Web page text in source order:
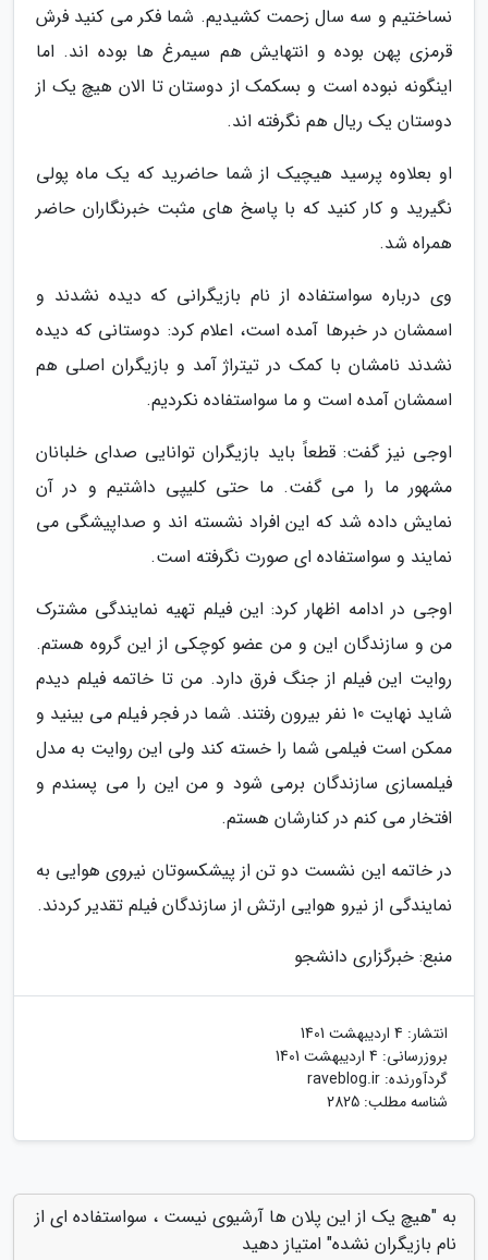
نساختیم و سه سال زحمت کشیدیم. شما فکر می کنید فرش
قرمزی پهن بوده و انتهایش هم سیمرغ ها بوده اند. اما
اینگونه نبوده است و بسکمک از دوستان تا الان هیچ یک از
دوستان یک ریال هم نگرفته اند.
او بعلاوه پرسید هیچیک از شما حاضرید که یک ماه پولی
نگیرید و کار کنید که با پاسخ های مثبت خبرنگاران حاضر
همراه شد.
وی درباره سواستفاده از نام بازیگرانی که دیده نشدند و
اسمشان در خبرها آمده است، اعلام کرد: دوستانی که دیده
نشدند نامشان با کمک در تیتراژ آمد و بازیگران اصلی هم
اسمشان آمده است و ما سواستفاده نکردیم.
اوجی نیز گفت: قطعاً باید بازیگران توانایی صدای خلبانان
مشهور ما را می گفت. ما حتی کلیپی داشتیم و در آن
نمایش داده شد که این افراد نشسته اند و صداپیشگی می
نمایند و سواستفاده ای صورت نگرفته است.
اوجی در ادامه اظهار کرد: این فیلم تهیه نمایندگی مشترک
من و سازندگان این و من عضو کوچکی از این گروه هستم.
روایت این فیلم از جنگ فرق دارد. من تا خاتمه فیلم دیدم
شاید نهایت 10 نفر بیرون رفتند. شما در فجر فیلم می بینید و
ممکن است فیلمی شما را خسته کند ولی این روایت به مدل
فیلمسازی سازندگان برمی شود و من این را می پسندم و
افتخار می کنم در کنارشان هستم.
در خاتمه این نشست دو تن از پیشکسوتان نیروی هوایی به
نمایندگی از نیرو هوایی ارتش از سازندگان فیلم تقدیر کردند.
منبع: خبرگزاری دانشجو
انتشار: 4 اردیبهشت 1401
بروزرسانی: 4 اردیبهشت 1401
گردآورنده: raveblog.ir
شناسه مطلب: 2825
به "هیچ یک از این پلان ها آرشیوی نیست ، سواستفاده ای از
نام بازیگران نشده" امتیاز دهید